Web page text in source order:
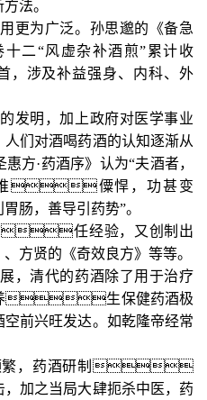
法。
更为广泛。孙思邈的《备急
二“风虚杂补酒煎”累计收
，涉及补益强身、内科、外
发明，加上政府对医学事业
们对酒喝药酒的认知逐渐从
方·药酒序》认为“夫酒者，
惟僳悍，功甚变
，善导引药势”。
任经验，又创制出
方贤的《奇效良方》等等。
，清代的药酒除了用于治疗
养生保健药酒极
前兴旺发达。如乾隆帝经常
繁，药酒研制
加之当局大肆扼杀中医，药